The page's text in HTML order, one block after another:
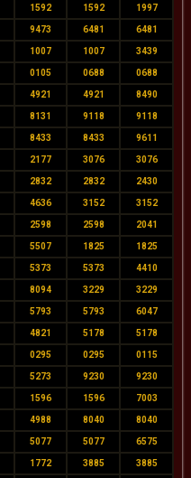
1592 1592 1997
9473 6481 6481
1007 1007 3439
0105 0688 0688
4921 4921 8490
8131 9118 9118
8433 8433 9611
2177 3076 3076
2832 2832 2430
4636 3152 3152
2598 2598 2041
5507 1825 1825
5373 5373 4410
8094 3229 3229
5793 5793 6047
4821 5178 5178
0295 0295 0115
5273 9230 9230
1596 1596 7003
4988 8040 8040
5077 5077 6575
1772 3885 3885